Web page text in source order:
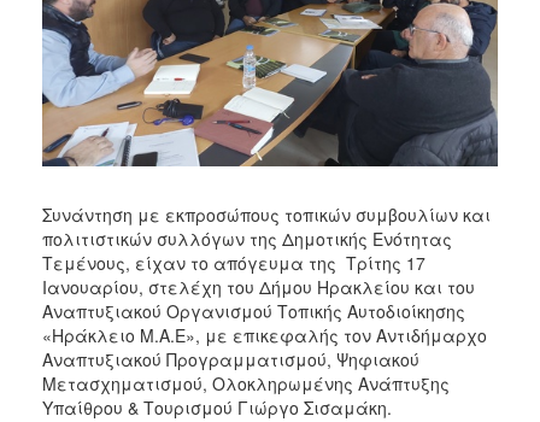
ΤΟΠΟΣ
ΠΟΛΙΤΙΣΜΟΣ
ΑΝΘΕΚΤΙΚΗ
ΠΟΛΗ
Συνάντηση με εκπροσώπους τοπικών συμβουλίων και
πολιτιστικών συλλόγων της Δημοτικής Ενότητας
Τεμένους, είχαν το απόγευμα της Τρίτης 17
Ιανουαρίου, στελέχη του Δήμου Ηρακλείου και του
Αναπτυξιακού Οργανισμού Τοπικής Αυτοδιοίκησης
«Ηράκλειο Μ.Α.Ε», με επικεφαλής τον Αντιδήμαρχο
Αναπτυξιακού Προγραμματισμού, Ψηφιακού
Μετασχηματισμού, Ολοκληρωμένης Ανάπτυξης
Υπαίθρου & Τουρισμού Γιώργο Σισαμάκη.